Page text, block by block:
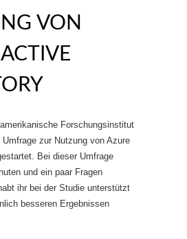
VON
Forschungsinstitut
Umfrage zur Nutzung von Azure
Bei dieser Umfrage
und ein paar Fragen
ihr bei der Studie unterstützt
besseren Ergebnissen